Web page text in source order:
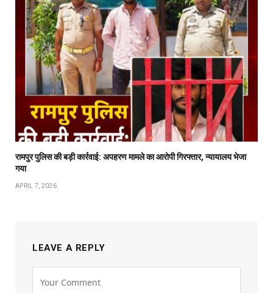
रामपुर पुलिस की बड़ी कार्रवाई: अपहरण मामले का आरोपी गिरफ्तार, न्यायालय भेजा
गया
APRIL 7, 2026
LEAVE A REPLY